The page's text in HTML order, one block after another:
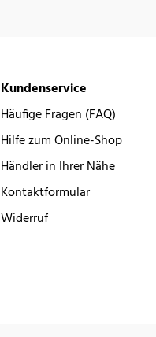
Kundenservice
Häufige Fragen (FAQ)
Hilfe zum Online-Shop
Händler in Ihrer Nähe
Kontaktformular
Widerruf